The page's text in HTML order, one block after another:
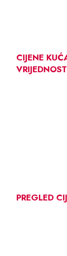
CIJENE
PREGLED